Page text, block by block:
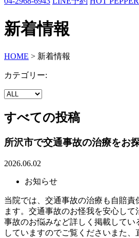
新着情報
HOME > 新着情報
カテゴリー:
すべての投稿
所沢市で交通事故の治療をお
2026.06.02
お知らせ
当院では、交通事故の治療も自賠
ます。交通事故のお怪我を安心して
事故のお悩みなど詳しく掲載してい
していますのでご覧くださいまた